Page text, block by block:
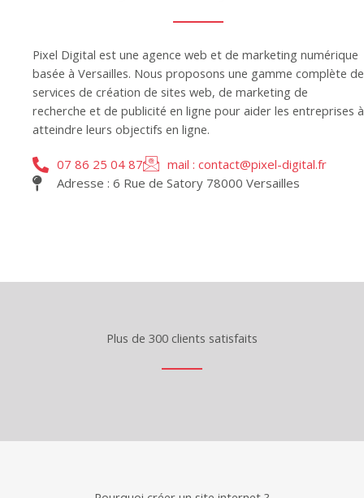
Pixel Digital est une agence web et de marketing numérique
basée à Versailles. Nous proposons une gamme complète de
services de création de sites web, de marketing de
recherche et de publicité en ligne pour aider les entreprises à
atteindre leurs objectifs en ligne.
07 86 25 04 87
mail : contact@pixel-digital.fr
Adresse : 6 Rue de Satory 78000 Versailles
Plus de 300 clients satisfaits